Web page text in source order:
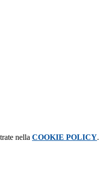
nella COOKIE POLICY.